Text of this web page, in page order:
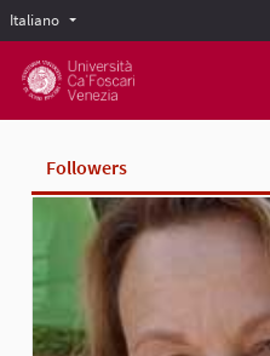
Italiano Scegli la lingua
Attività
Seguiti
Followers